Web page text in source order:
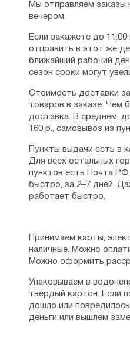
Мы отправляем заказы
вечером.
Если закажете до
отправить в этот же
ближайший рабочий
сезон сроки могут
Стоимость доставки
товаров в заказе. Чем
доставка. В среднем,
160 р., самовывоз из
Пункты выдачи есть в
Для всех остальных
пунктов есть Почта
быстро, за 2–7 дней.
работает быстро.
Принимаем карты,
наличные. Можно
Можно оформить
Упаковываем в
твердый картон. Если
дошло или
деньги или вышлем